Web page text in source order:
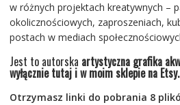
w różnych projektach kreatywnych –
okolicznościowych, zaproszeniach,
postach w mediach
Jest to autorska artystyczna grafika
wyłącznie tutaj i w moim sklepie na Etsy.
Otrzymasz linki do pobrania 8